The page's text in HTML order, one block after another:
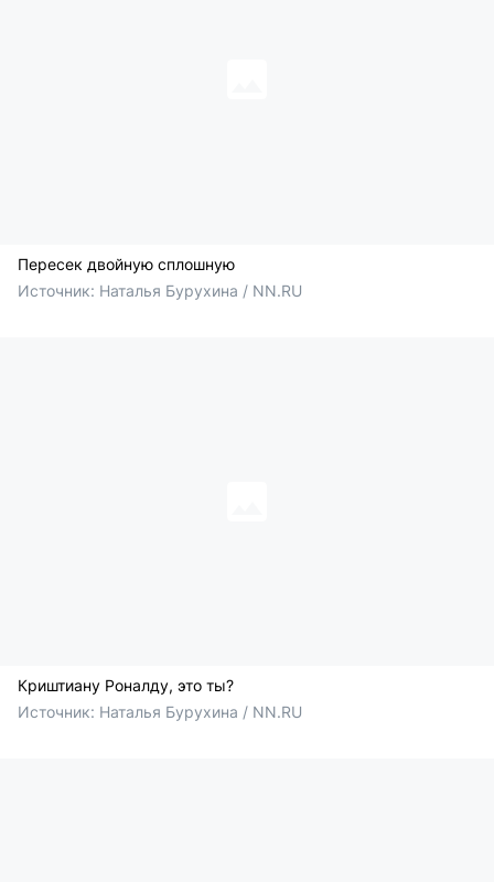
Пересек двойную сплошную
Источник: Наталья Бурухина / NN.RU
Криштиану Роналду, это ты?
Источник: Наталья Бурухина / NN.RU